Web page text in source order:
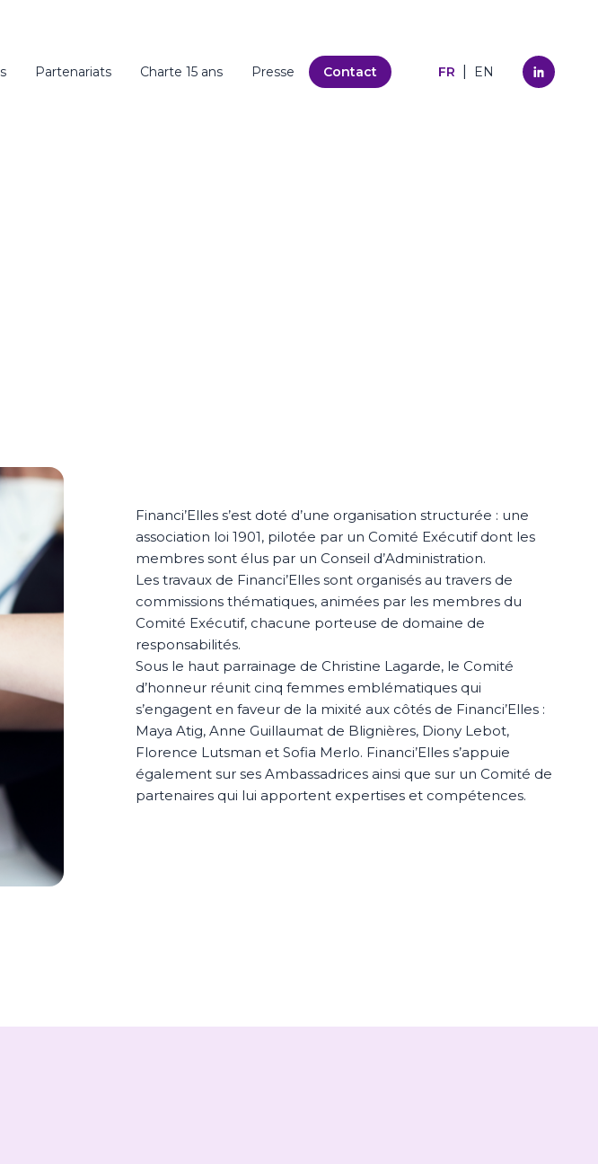
Partenariats Charte 15 ans Presse Contact FR EN
Financi’Elles s’est doté d’une organisation structurée : une
association loi 1901, pilotée par un Comité Exécutif dont les
membres sont élus par un Conseil d’Administration.
Les travaux de Financi’Elles sont organisés au travers de
commissions thématiques, animées par les membres du
Comité Exécutif, chacune porteuse de domaine de
responsabilités.
Sous le haut parrainage de Christine Lagarde, le Comité
d’honneur réunit cinq femmes emblématiques qui
s’engagent en faveur de la mixité aux côtés de Financi’Elles :
Maya Atig, Anne Guillaumat de Blignières, Diony Lebot,
Florence Lutsman et Sofia Merlo. Financi’Elles s’appuie
également sur ses Ambassadrices ainsi que sur un Comité de
partenaires qui lui apportent expertises et compétences.